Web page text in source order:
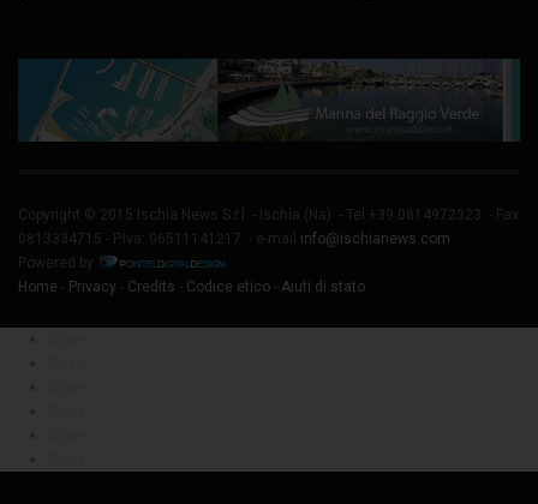
Copyright © 2015 Ischia News S.r.l. - Ischia (Na) - Tel.+39 0814972323 - Fax
0813334715 - P.Iva: 06511141217 - e-mail info@ischianews.com
Powered by
Home - Privacy - Credits - Codice etico - Aiuti di stato